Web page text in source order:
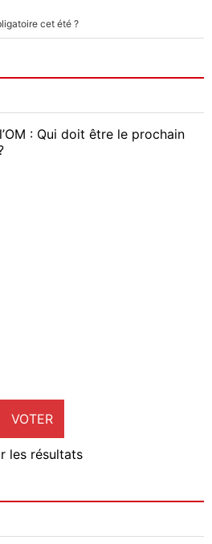
cet été ?
: Qui doit être le prochain
VOTER
les résultats